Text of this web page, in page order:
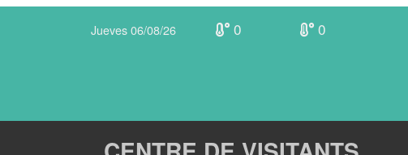
Jueves 06/08/26 0 0